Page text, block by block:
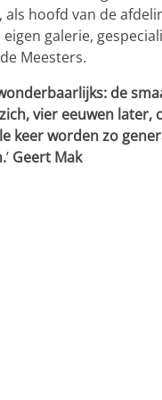
als hoofd van de
galerie,
Meesters.
de
vier eeuwen later,
keer worden zo
’ Geert Mak